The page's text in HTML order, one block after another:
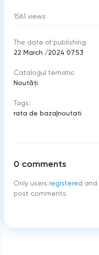
1561 views
The date of publishing:
22 March /2024 07:53
Catalogul tematic
Noutăți
Tags:
rata de baza|noutati
0 comments
Only users registered and
post comments.